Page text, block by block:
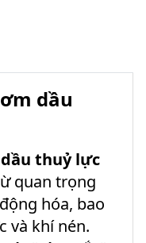
dầu
thuỷ lực
quan trọng
hóa, bao
và khí nén.